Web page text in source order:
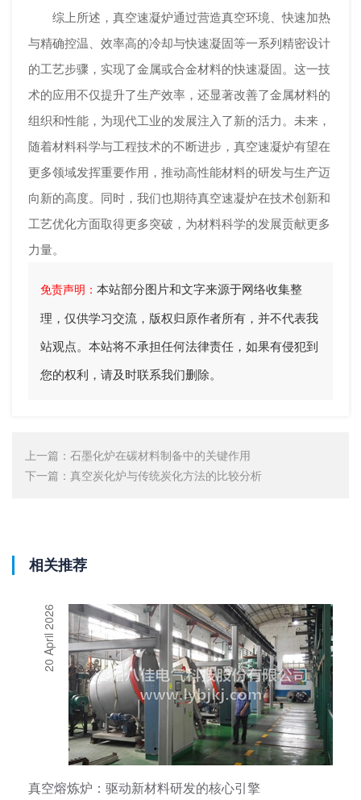
综上所述，真空速凝炉通过营造真空环境、快速加热
与精确控温、效率高的冷却与快速凝固等一系列精密设计
的工艺步骤，实现了金属或合金材料的快速凝固。这一技
术的应用不仅提升了生产效率，还显著改善了金属材料的
组织和性能，为现代工业的发展注入了新的活力。未来，
随着材料科学与工程技术的不断进步，真空速凝炉有望在
更多领域发挥重要作用，推动高性能材料的研发与生产迈
向新的高度。同时，我们也期待真空速凝炉在技术创新和
工艺优化方面取得更多突破，为材料科学的发展贡献更多
力量。
免责声明： 本站部分图片和文字来源于网络收集整
理，仅供学习交流，版权归原作者所有，并不代表我
站观点。本站将不承担任何法律责任，如果有侵犯到
您的权利，请及时联系我们删除。
上一篇： 石墨化炉在碳材料制备中的关键作用
下一篇： 真空炭化炉与传统炭化方法的比较分析
相关推荐
20 April 2026
真空熔炼炉：驱动新材料研发的核心引擎